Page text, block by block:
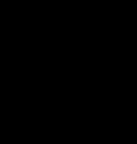
o contratar un servicio de